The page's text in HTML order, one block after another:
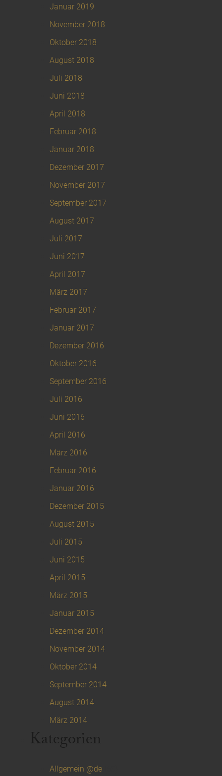
Januar 2019
November 2018
Oktober 2018
August 2018
Juli 2018
Juni 2018
April 2018
Februar 2018
Januar 2018
Dezember 2017
November 2017
September 2017
August 2017
Juli 2017
Juni 2017
April 2017
März 2017
Februar 2017
Januar 2017
Dezember 2016
Oktober 2016
September 2016
Juli 2016
Juni 2016
April 2016
März 2016
Februar 2016
Januar 2016
Dezember 2015
August 2015
Juli 2015
Juni 2015
April 2015
März 2015
Januar 2015
Dezember 2014
November 2014
Oktober 2014
September 2014
August 2014
März 2014
Kategorien
Allgemein @de